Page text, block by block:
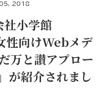
2018
小学館
向けWebメデ
万と讃アプロー
が紹介されまし